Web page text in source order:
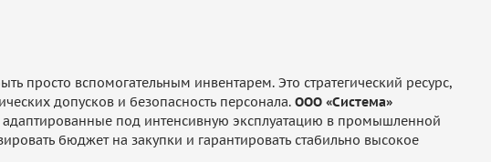
просто вспомогательным инвентарем. Это стратегический ресурс,
допусков и безопасность персонала.ООО «Система»
адаптированные под интенсивную эксплуатацию в промышленной
бюджет на закупки и гарантировать стабильно высокое